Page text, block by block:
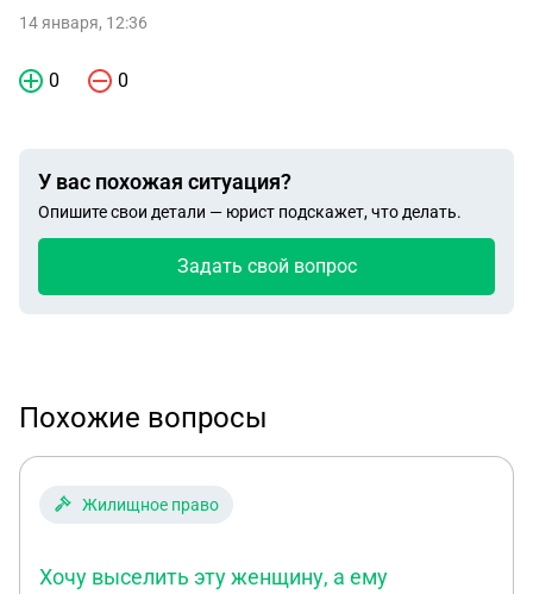
14 января, 12:36
0 0
У вас похожая ситуация?
Опишите свои детали — юрист подскажет, что делать.
Задать свой вопрос
Похожие вопросы
Жилищное право
Хочу выселить эту женщину, а ему